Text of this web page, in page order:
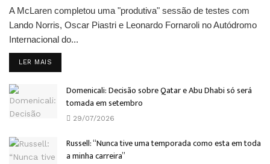
A McLaren completou uma "produtiva" sessão de testes com
Lando Norris, Oscar Piastri e Leonardo Fornaroli no Autódromo
Internacional do...
LER MAIS
Domenicali: Decisão sobre Qatar e Abu Dhabi só será
tomada em setembro
29/07/2026
Russell: “Nunca tive uma temporada como esta em toda
a minha carreira”